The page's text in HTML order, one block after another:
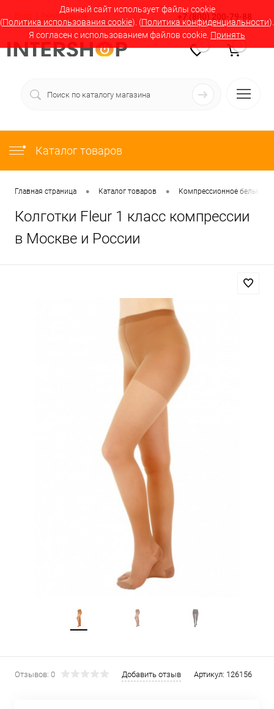
Данный сайт использует файлы cookie
(Политика использования cookie). (Политика конфиденциальности).
Я согласен с использованием файлов cookie. Принять
Вход Регистрация +7 (800) 200-79-88
Каталог товаров
Главная страница • Каталог товаров • Компрессионное бельё в
Колготки Fleur 1 класс компрессии
в Москве и России
Отзывов: 0 Добавить отзыв Артикул: 126156